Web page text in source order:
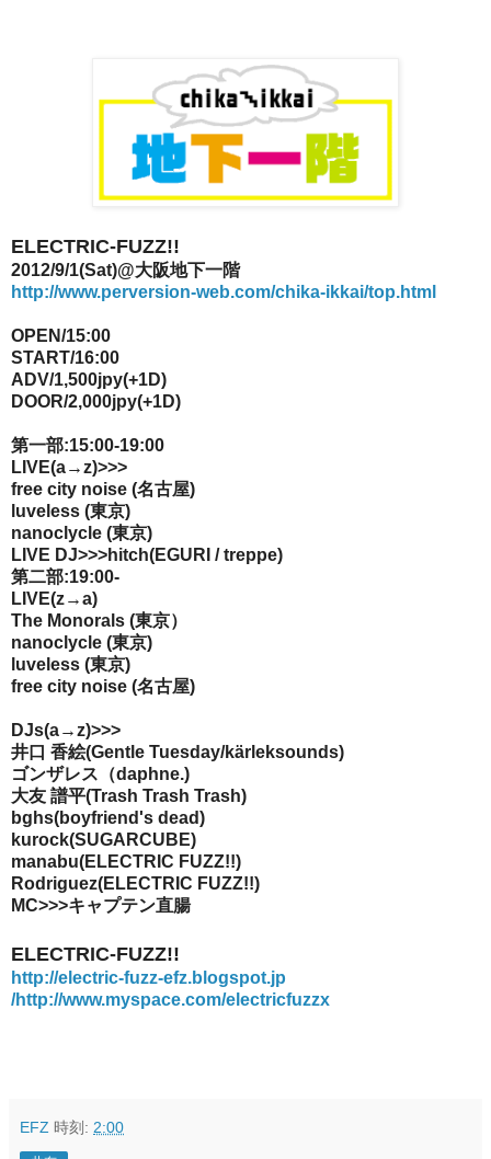
ELECTRIC-FUZZ!!
2012/9/1(Sat)@大阪地下一階
http://www.perversion-web.com/chika-ikkai/top.html
OPEN/15:00
START/16:00
ADV/1,500jpy(+1D)
DOOR/2,000jpy(+1D)
第一部:15:00-19:00
LIVE(a→z)>>>
free city noise (名古屋)
luveless (東京)
nanoclycle (東京)
LIVE DJ>>>hitch(EGURI / treppe)
第二部:19:00-
LIVE(z→a)
The Monorals (東京）
nanoclycle (東京)
luveless (東京)
free city noise (名古屋)
DJs(a→z)>>>
井口 香絵(Gentle Tuesday/kärleksounds)
ゴンザレス（daphne.)
大友 譜平(Trash Trash Trash)
bghs(boyfriend's dead)
kurock(SUGARCUBE)
manabu(ELECTRIC FUZZ!!)
Rodriguez(ELECTRIC FUZZ!!)
MC>>>キャプテン直腸
ELECTRIC-FUZZ!!
http://electric-fuzz-efz.blogspot.jp
/http://www.myspace.com/electricfuzzx
EFZ 時刻: 2:00